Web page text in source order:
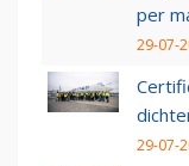
per
29-07-
29-07-